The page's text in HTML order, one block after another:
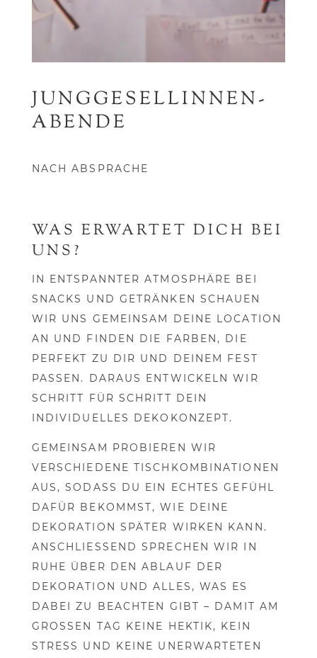
JUNGGESELLINNEN-
ABENDE
NACH ABSPRACHE
WAS ERWARTET DICH BEI
UNS?
IN ENTSPANNTER ATMOSPHÄRE BEI
SNACKS UND GETRÄNKEN SCHAUEN
WIR UNS GEMEINSAM DEINE LOCATION
AN UND FINDEN DIE FARBEN, DIE
PERFEKT ZU DIR UND DEINEM FEST
PASSEN. DARAUS ENTWICKELN WIR
SCHRITT FÜR SCHRITT DEIN
INDIVIDUELLES DEKOKONZEPT.
GEMEINSAM PROBIEREN WIR
VERSCHIEDENE TISCHKOMBINATIONEN
AUS, SODASS DU EIN ECHTES GEFÜHL
DAFÜR BEKOMMST, WIE DEINE
DEKORATION SPÄTER WIRKEN KANN.
ANSCHLIESSEND SPRECHEN WIR IN R
UHE ÜBER DEN ABLAUF DER D
EKORATION UND ALLES, WAS ES D
ABEI ZU BEACHTEN GIBT – DAMIT AM G
ROSSEN TAG KEINE HEKTIK, KEIN ST
RESS UND KEINE UNERWARTETEN ÜB